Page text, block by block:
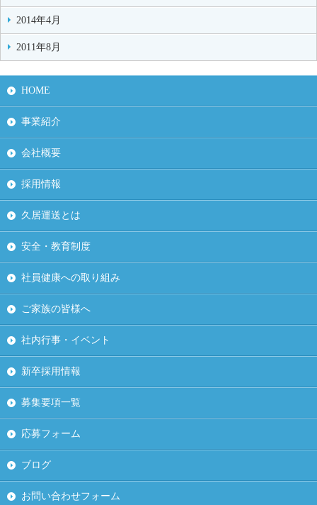
2014年4月
2011年8月
HOME
事業紹介
会社概要
採用情報
久居運送とは
安全・教育制度
社員健康への取り組み
ご家族の皆様へ
社内行事・イベント
新卒採用情報
募集要項一覧
応募フォーム
ブログ
お問い合わせフォーム